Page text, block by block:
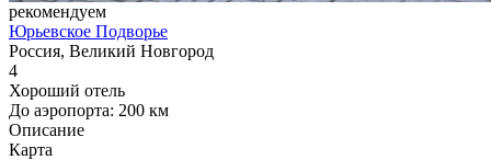
рекомендуем
Юрьевское Подворье
Россия, Великий Новгород
4
Хороший отель
До аэропорта: 200 км
Описание
Карта